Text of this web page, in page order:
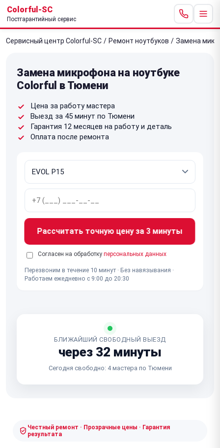
Colorful-SC
Постгарантийный сервис
Сервисный центр Colorful-SC / Ремонт ноутбуков / Замена
Замена микрофона на ноутбуке
Colorful в Тюмени
Цена за работу мастера
Выезд за 45 минут по Тюмени
Гарантия 12 месяцев на работу и деталь
Оплата после ремонта
Рассчитать точную цену за 3 минуты
Согласен на обработку персональных данных
Перезвоним в течение 10 минут · Без навязывания ·
Работаем ежедневно с 9:00 до 20:30
БЛИЖАЙШИЙ СВОБОДНЫЙ ВЫЕЗД
через 32 минуты
Сегодня свободно: 4 мастера по Тюмени
Честный ремонт · Прозрачные цены · Гарантия
результата